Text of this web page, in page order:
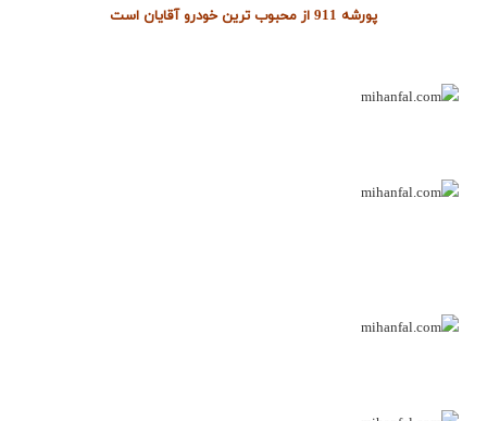
پورشه 911 از محبوب ترین خودرو آقایان است